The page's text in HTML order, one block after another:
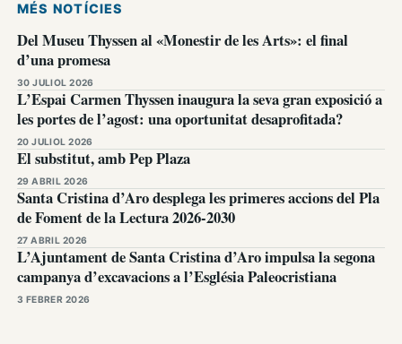
MÉS NOTÍCIES
Del Museu Thyssen al «Monestir de les Arts»: el final
d’una promesa
30 JULIOL 2026
L’Espai Carmen Thyssen inaugura la seva gran exposició a
les portes de l’agost: una oportunitat desaprofitada?
20 JULIOL 2026
El substitut, amb Pep Plaza
29 ABRIL 2026
Santa Cristina d’Aro desplega les primeres accions del Pla
de Foment de la Lectura 2026-2030
27 ABRIL 2026
L’Ajuntament de Santa Cristina d’Aro impulsa la segona
campanya d’excavacions a l’Església Paleocristiana
3 FEBRER 2026